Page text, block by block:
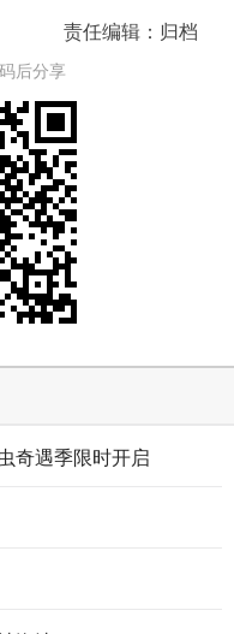
责任编辑：归档
后分享
奇遇季限时开启